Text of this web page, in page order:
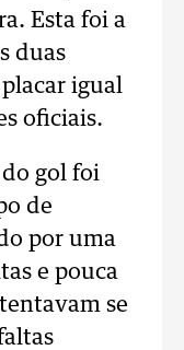
Esta foi a
duas
igual
oficiais.
gol foi
de
por uma
e pouca
se